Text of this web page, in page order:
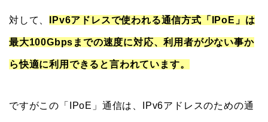
対して、 IPv6アドレスで使われる通信方式「IPoE」は
最大100Gbpsまでの速度に対応、利用者が少ない事か
ら快適に利用できると言われています。
ですがこの「IPoE」通信は、IPv6アドレスのための通